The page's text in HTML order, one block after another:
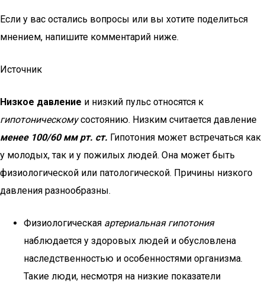
Если у вас остались вопросы или вы хотите поделиться
мнением, напишите комментарий ниже.
Источник
Низкое давление и низкий пульс относятся к
гипотоническомусостоянию. Низким считается давление
менее 100/60 мм рт. ст. Гипотония может встречаться как
у молодых, так и у пожилых людей. Она может быть
физиологической или патологической. Причины низкого
давления разнообразны.
Физиологическая артериальная гипотония
наблюдается у здоровых людей и обусловлена
наследственностью и особенностями организма.
Такие люди, несмотря на низкие показатели